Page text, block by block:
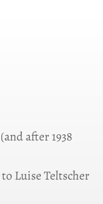
after 1938
to Luise Teltscher